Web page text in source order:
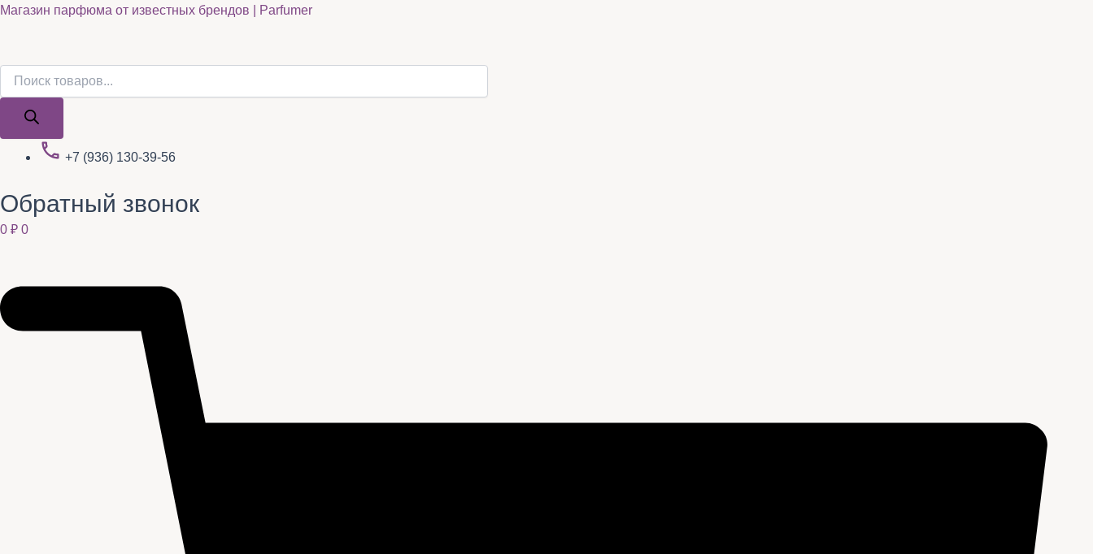
Перейти
Магазин парфюма от известных брендов | Parfumer
Поиск
+7 (936) 130-39-56
Обратный звонок
0 ₽ 0
Поиск
Quantity